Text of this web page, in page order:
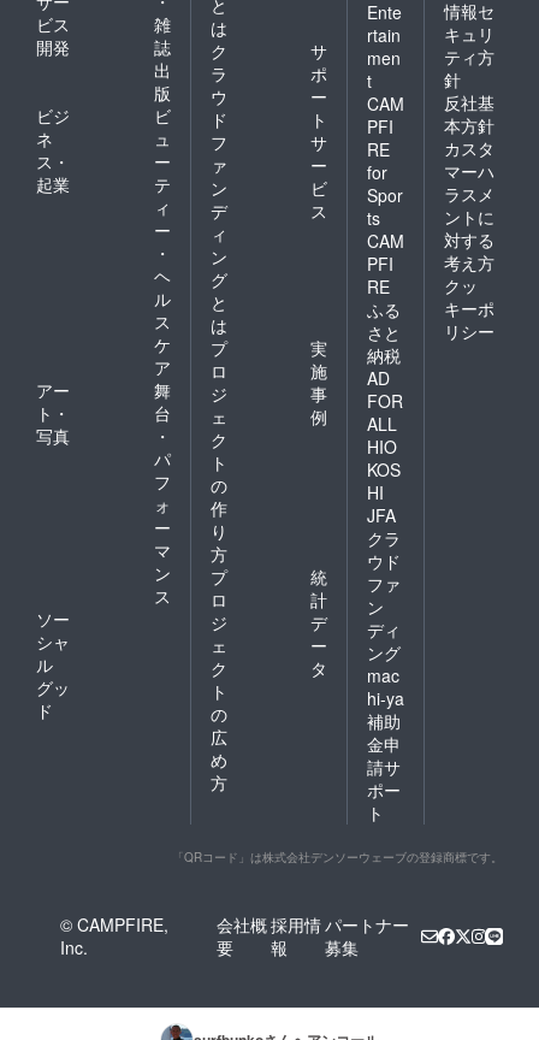
ビス
開発
雑
誌
出
版
ビジ
ネ
ス・
起業
ビ
ュ
ー
テ
ィ
ー
・
ヘ
ル
ス
ケ
ア
アー
ト・
写真
舞
台
・
パ
フ
ォ
ー
マ
ン
ス
ソー
シャ
ル
グッ
ド
と
は
ク
ラ
ウ
ド
フ
ァ
ン
デ
ィ
ン
グ
と
は
サ
ポ
ー
ト
サ
ー
ビ
ス
プ
ロ
ジ
ェ
ク
ト
の
作
り
方
実
施
事
例
プ
ロ
ジ
ェ
ク
ト
の
広
め
方
統
計
デ
ー
タ
Ente
rtain
men
t
CAM
PFI
RE
for
Spor
ts
CAM
PFI
RE
ふる
さと
納税
AD
FOR
ALL
HIO
KOS
HI
JFA
クラ
ウド
ファ
ン
ディ
ング
mac
hi-ya
補助
金申
請サ
ポー
ト
情報セ
キュリ
ティ方
針
反社基
本方針
カスタ
マーハ
ラスメ
ントに
対する
考え方
クッ
キーポ
リシー
「QRコード」は株式会社デンソーウェーブの登録商標です。
© CAMPFIRE,
Inc.
会社概
要
採用情
報
パートナー
募集